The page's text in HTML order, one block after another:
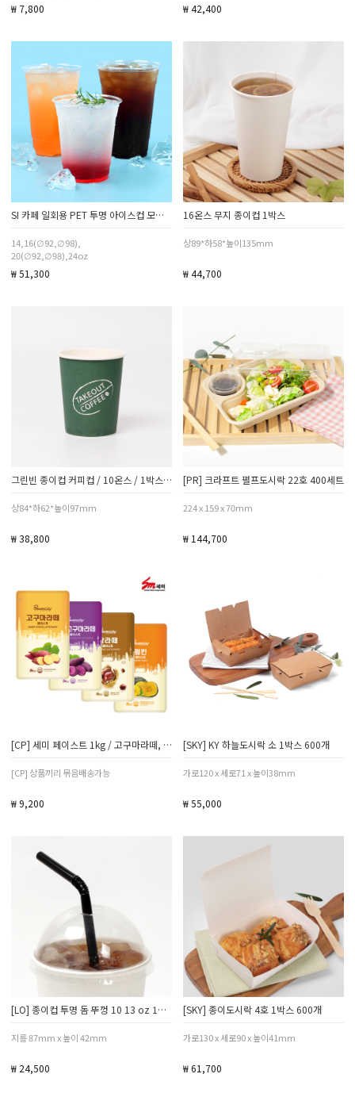
₩ 7,800 ₩ 42,400
SI 카페 일회용 PET 투명 아이스컵 모음전
14,16(∅92,∅98),
20(∅92,∅98),24oz
₩ 51,300
16온스 무지 종이컵 1박스
상89*하58*높이135mm
₩ 44,700
그린빈 종이컵 커피컵 / 10온스 / 1박스 1000개
상84*하62*높이97mm
₩ 38,800
[PR] 크라프트 펄프도시락 22호 400세트
224 x 159 x 70mm
₩ 144,700
[CP] 세미 페이스트 1kg / 고구마라떼, 자색고구마라떼, 펌킨, 밤라떼
[CP] 상품끼리 묶음배송가능
₩ 9,200
[SKY] KY 하늘도시락 소 1박스 600개
가로120 x 세로71 x 높이38mm
₩ 55,000
[LO] 종이컵 투명 돔 뚜껑 10 13 oz 1박스
지름 87mm x 높이 42mm
₩ 24,500
[SKY] 종이도시락 4호 1박스 600개
가로130 x 세로90 x 높이41mm
₩ 61,700